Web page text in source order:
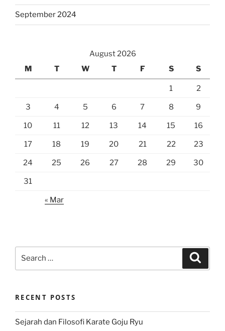
September 2024
August 2026
M
T W T F S S
1 2
3 4 5 6 7 8 9
10 11 12 13 14 15 16
17 18 19 20 21 22 23
24 25 26 27 28 29 30
31
« Mar
RECENT POSTS
Sejarah dan Filosofi Karate Goju Ryu